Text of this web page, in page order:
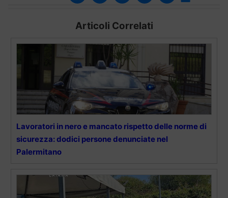
Articoli Correlati
Lavoratori in nero e mancato rispetto delle norme di
sicurezza: dodici persone denunciate nel
Palermitano